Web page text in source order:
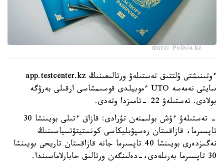
Фото: Polisia.kz
ءوتىنىشتى ۇلتتىق تەستىلەۋ ورتالىعىنىڭ app.testcenter.kz
سايتى نەمەسە UTO ءموبيلدى قوسىمشاسى ارقىلى بەرۋگە
بولادى. تەستىلەۋ 22 -تامىزدا وتەدى.
- تەستىلەۋ ءۇش بولىمنەن تۇرادى: قازاق ءتىلى بويىنشا 30
تاپسىرما، قازاقستان رەسپۋبليكاسى كونستيتۋتسياسىنىڭ
نەگىزدەرى بويىنشا 40 تاپسىرما جانە قازاقستان تاريحى بويىنشا
30 تاپسىرما بەرىلەدى،-دەلىنگەن ورتالىق حابارلاماسىندا.